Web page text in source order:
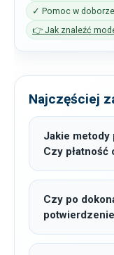
✓ Pomoc w
👉 Jak znaleźć
Najczęściej
Jakie metody
Czy
Czy po